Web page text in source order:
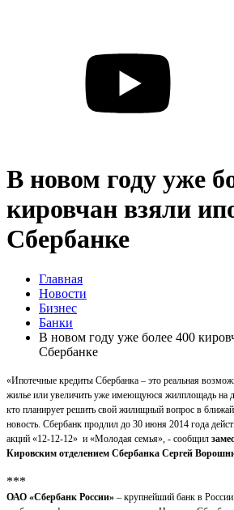
В новом году уже
кировчан взяли
Сбербанке
Главная
Новости
Бизнес
Банки
В новом году уже более 400
Сбербанке
«Ипотечные кредиты Сбербанка – это реальная
жилье или увеличить уже имеющуюся жилплощадь на
кто планирует решить свой жилищный вопрос в
новость. Сбербанк продлил до 30 июня 2014 года
акций «12-12-12» и «Молодая семья», - сообщил
Кировским отделением Сбербанка Сергей
***
ОАО «Сбербанк России» – крупнейший банк в